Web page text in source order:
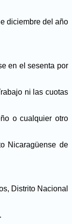
diciembre del año
en el sesenta por
ni las cuotas
o cualquier otro
Nicaragüense de
Distrito Nacional